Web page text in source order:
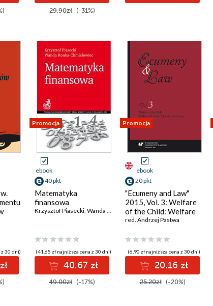
29.90zł (-31%)
z 30 dni)
Promocja
ebook
40 pkt
Matematyka
finansowa
Krzysztof Piasecki, Wanda Ronka-Chmielowiec
(41,65 zł najniższa cena z 30 dni)
40.67 zł
49.00zł (-17%)
Promocja
ebook
20 pkt
"Ecumeny and Law"
2015, Vol. 3: Welfare
of the Child: Welfare
of Family, Church, and
red. Andrzej Pastwa
(6,90 zł najniższa cena z 30 dni)
20.16 zł
25.20zł (-20%)